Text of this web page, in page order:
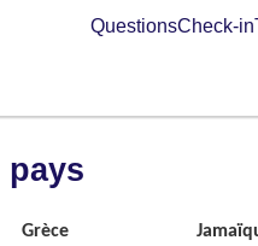
QuestionsCheck-in
Grèce